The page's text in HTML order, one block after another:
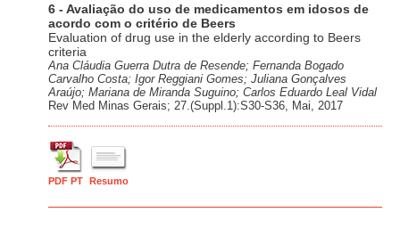
6 - Avaliação do uso de medicamentos em idosos de
acordo com o critério de Beers
Evaluation of drug use in the elderly according to Beers
criteria
Ana Cláudia Guerra Dutra de Resende; Fernanda Bogado
Carvalho Costa; Igor Reggiani Gomes; Juliana Gonçalves
Araújo; Mariana de Miranda Suguino; Carlos Eduardo Leal Vidal
Rev Med Minas Gerais; 27.(Suppl.1):S30-S36, Mai, 2017
PDF PT Resumo